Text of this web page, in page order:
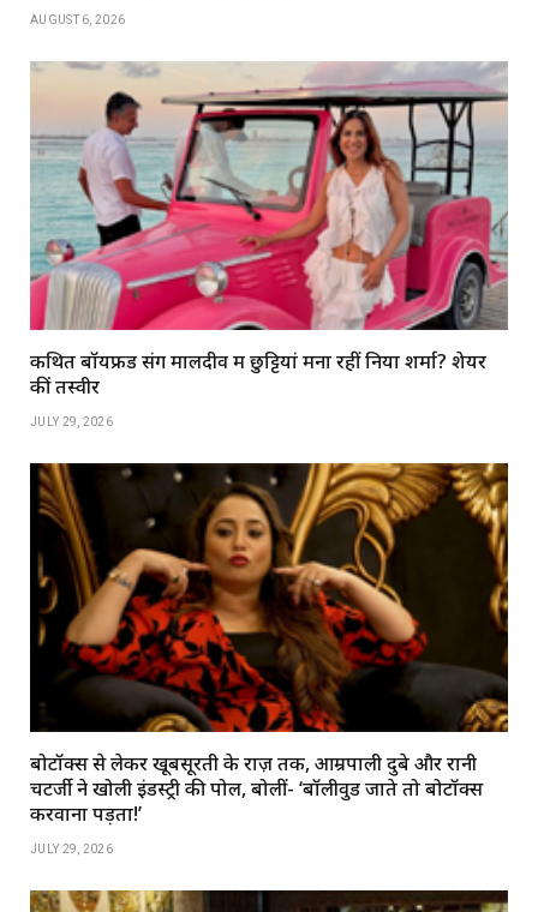
AUGUST 6, 2026
कथित बॉयफ्रेंड संग मालदीव में छुट्टियां मना रहीं निया शर्मा? शेयर
कीं तस्वीरें
JULY 29, 2026
बोटॉक्स से लेकर खूबसूरती के राज़ तक, आम्रपाली दुबे और रानी
चटर्जी ने खोली इंडस्ट्री की पोल, बोलीं- ‘बॉलीवुड जाते तो बोटॉक्स
करवाना पड़ता!’
JULY 29, 2026